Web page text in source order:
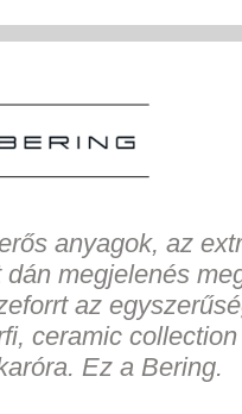
anyagok, az
megjelenés
az
ceramic
Ez a Bering.